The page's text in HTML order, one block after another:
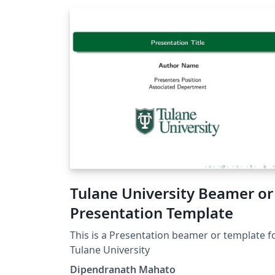
Tulane University Beamer or
Presentation Template
This is a Presentation beamer or template
Tulane University
Dipendranath Mahato